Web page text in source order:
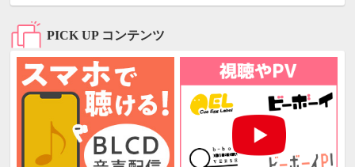
PICK UP コンテンツ